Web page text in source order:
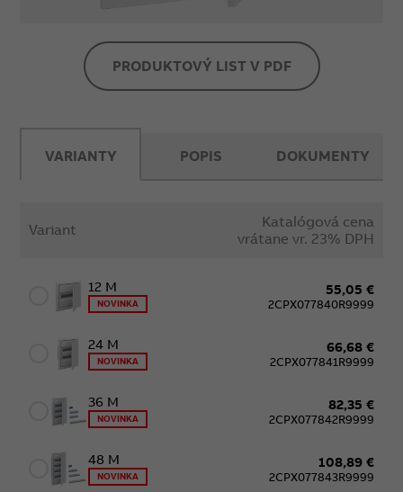
PRODUKTOVÝ LIST V PDF
VARIANTY
Variant
Katalógová cena
vrátane vr. 23% DPH
12 M
NOVINKA
55,05 €
2CPX077840R9999
24 M
NOVINKA
66,68 €
2CPX077841R9999
36 M
NOVINKA
82,35 €
2CPX077842R9999
48 M
NOVINKA
108,89 €
2CPX077843R9999
POPIS DOKUMENTY